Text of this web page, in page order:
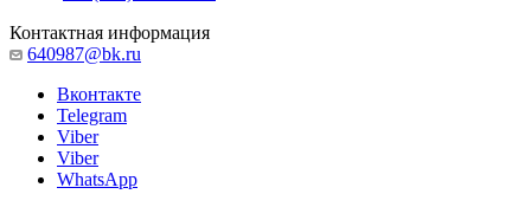
Контактная информация
640987@bk.ru
Вконтакте
Telegram
Viber
Viber
WhatsApp